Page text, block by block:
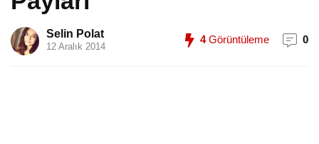
Selin Polat
12 Aralık 2014
4Görüntüleme 0